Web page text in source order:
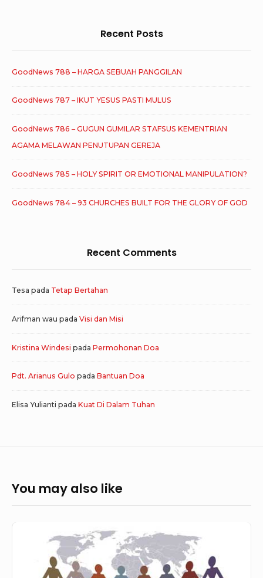
Recent Posts
GoodNews 788 – HARGA SEBUAH PANGGILAN
GoodNews 787 – IKUT YESUS PASTI MULUS
GoodNews 786 – GUGUN GUMILAR STAFSUS KEMENTRIAN
AGAMA MELAWAN PENUTUPAN GEREJA
GoodNews 785 – HOLY SPIRIT OR EMOTIONAL MANIPULATION?
GoodNews 784 – 93 CHURCHES BUILT FOR THE GLORY OF GOD
Recent Comments
Tesa pada Tetap Bertahan
Arifman wau pada Visi dan Misi
Kristina Windesi pada Permohonan Doa
Pdt. Arianus Gulo pada Bantuan Doa
Elisa Yulianti pada Kuat Di Dalam Tuhan
You may also like
Percaya